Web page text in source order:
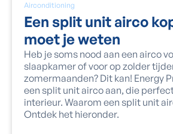
Airconditioning
Een split unit airco
moet je weten
Heb je soms nood aan een airco
slaapkamer of voor op zolder
zomermaanden? Dit kan! Energy
een split unit airco aan, die
interieur. Waarom een split unit
Ontdek het hieronder.